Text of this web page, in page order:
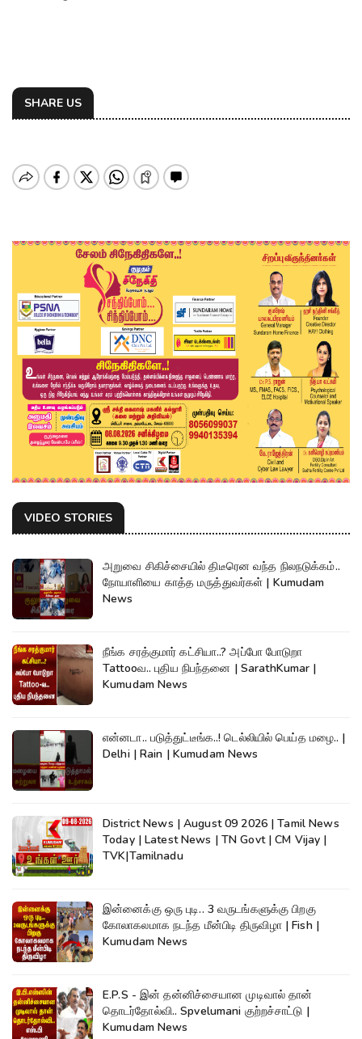
SHARE US
VIDEO STORIES
அறுவை சிகிச்சையில் திடீரென வந்த நிலநடுக்கம்..
நோயாளியை காத்த மருத்துவர்கள் | Kumudam
News
நீங்க சரத்குமார் கட்சியா..? அப்போ போடுறா
Tattooவ.. புதிய நிபந்தனை | SarathKumar |
Kumudam News
என்னடா.. படுத்துட்டீங்க..! டெல்லியில் பெய்த மழை.. |
Delhi | Rain | Kumudam News
District News | August 09 2026 | Tamil News
Today | Latest News | TN Govt | CM Vijay |
TVK|Tamilnadu
இன்னைக்கு ஒரு புடி.. 3 வருடங்களுக்கு பிறகு
கோலாகலமாக நடந்த மீன்பிடி திருவிழா | Fish |
Kumudam News
E.P.S - இன் தன்னிச்சையான முடிவால் தான்
தொடர்தோல்வி.. Spvelumani குற்றச்சாட்டு |
Kumudam News